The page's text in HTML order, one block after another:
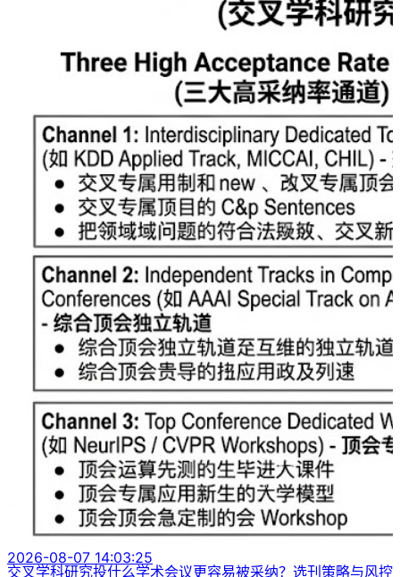
2026-08-07 14:03:25
交叉学科研究投什么学术会议更容易被采纳？选刊策略与风控